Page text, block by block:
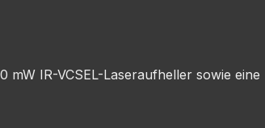
IR-VCSEL-Laseraufheller sowie eine